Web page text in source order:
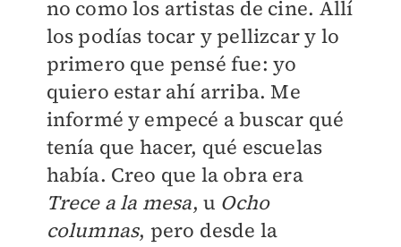
no como los artistas de cine. Allí
los podías tocar y pellizcar y lo
primero que pensé fue: yo
quiero estar ahí arriba. Me
informé y empecé a buscar qué
tenía que hacer, qué escuelas
había. Creo que la obra era
Trece a la mesa, u Ocho
columnas, pero desde la